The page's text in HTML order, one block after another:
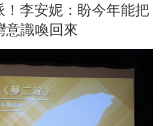
！李安妮：盼今年能把
意識喚回來